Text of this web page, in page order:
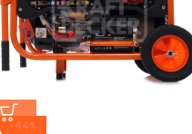
-44%